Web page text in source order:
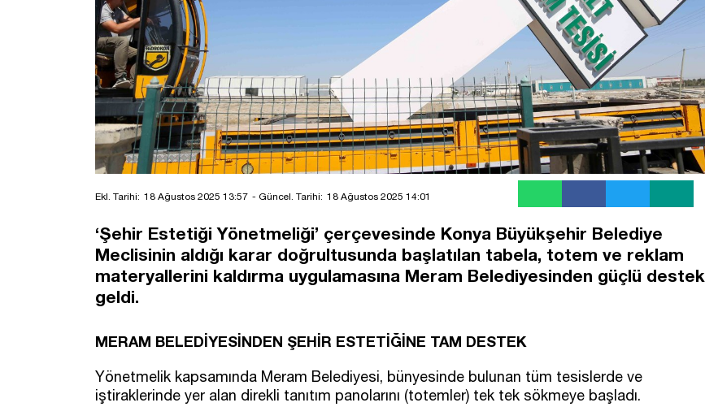
Ekl. Tarihi: 18 Ağustos 2025 13:57 - Güncel. Tarihi: 18 Ağustos 2025 14:01
‘Şehir Estetiği Yönetmeliği’ çerçevesinde Konya Büyükşehir Belediye
Meclisinin aldığı karar doğrultusunda başlatılan tabela, totem ve reklam
materyallerini kaldırma uygulamasına Meram Belediyesinden güçlü destek
geldi.
MERAM BELEDİYESİNDEN ŞEHİR ESTETİĞİNE TAM DESTEK
Yönetmelik kapsamında Meram Belediyesi, bünyesinde bulunan tüm tesislerde ve
iştiraklerinde yer alan direkli tanıtım panolarını (totemler) tek tek sökmeye başladı.